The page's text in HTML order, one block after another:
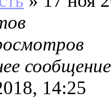
сообщение
14:25